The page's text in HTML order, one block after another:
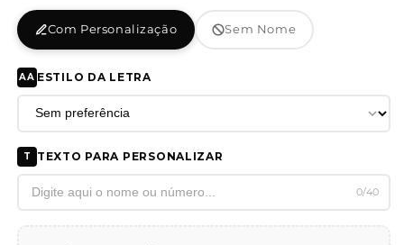
de
Shoulder
G
Herois
Bem
Bolsa/Estojo/Lancheira
de
Shoulder
G
Herois
Bem
Bolsa/Estojo/Lancheira
Com Personalização Sem Nome
AA ESTILO DA LETRA
T TEXTO PARA PERSONALIZAR
0/40